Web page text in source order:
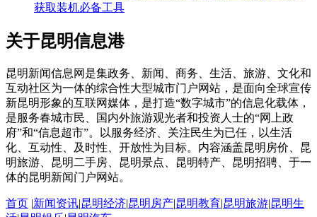
获取装机必备工具
关于昆明信息港
昆明新闻信息网是集政务、新闻、商务、生活、旅游、文化和
互动社区为一体的综合性大型城市门户网站，是面向全球宣传
新昆明形象的互联网媒体，是打造“数字城市”的信息化载体，
是服务春城市民、国内外旅游观光者和投资人士的“网上政
府”和“信息超市”。以服务经济、关注民生为已任，以生活
化、互动性、及时性、开放性为目标。内容涵盖昆明房价、昆
明旅游、昆明二手房、昆明景点、昆明特产、昆明招聘、于一
体的昆明新闻门户网站。
首页 |新闻资讯|昆明经济|昆明房产|昆明教育|昆明旅游|昆明生